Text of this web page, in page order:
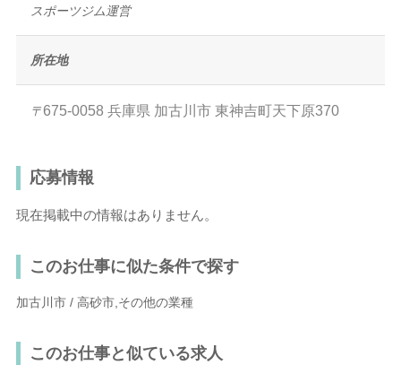
スポーツジム運営
所在地
〒675-0058 兵庫県 加古川市 東神吉町天下原370
応募情報
現在掲載中の情報はありません。
このお仕事に似た条件で探す
加古川市 / 高砂市,その他の業種
このお仕事と似ている求人